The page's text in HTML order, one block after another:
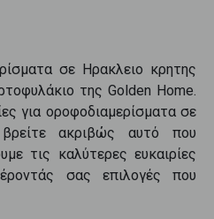
σε Ηρακλειο κρητης
της Golden Home.
για οροφοδιαμερίσματασε
ακριβώς αυτό που
τις καλύτερες ευκαιρίες
σας επιλογές που